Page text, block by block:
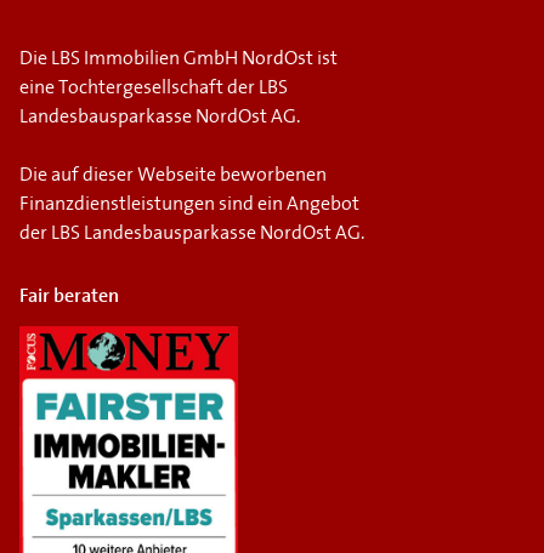
Die LBS Immobilien GmbH NordOst ist
eine Tochtergesellschaft der LBS
Landesbausparkasse NordOst AG.
Die auf dieser Webseite beworbenen
Finanzdienstleistungen sind ein Angebot
der LBS Landesbausparkasse NordOst AG.
Fair beraten